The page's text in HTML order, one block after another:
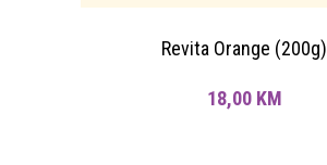
Revita Orange (200g)
18,00 KM